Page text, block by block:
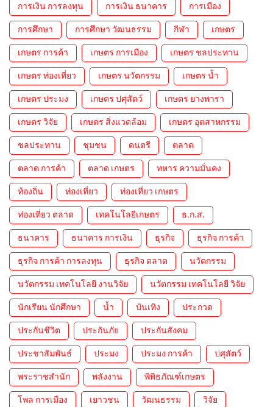
การเงิน การลงทุน การเงิน ธนาคาร การเมือง
การศึกษา การศึกษา วัฒนธรรม กีฬา เกษตร
เกษตร การค้า เกษตร การเมือง เกษตร ชลประทาน
เกษตร ท่องเที่ยว เกษตร นวัตกรรม เกษตร น้ำ
เกษตร ประมง เกษตร ปศุสัตว์ เกษตร ยางพารา
เกษตร วิจัย เกษตร สิ่งแวดล้อม เกษตร อุตสาหกรรม
ชลประทาน ชุมชน ดนตรี ตลาด
ตลาด การค้า ตลาด เกษตร ทหาร ความมั่นคง
ท้องถิ่น ท่องเที่ยว ท่องเที่ยว เกษตร
ท่องเที่ยว ตลาด เทคโนโลยีเกษตร ธ.ก.ส.
ธนาคาร ธนาคาร การเงิน ธุรกิจ ธุรกิจ การค้า
ธุรกิจ การค้า การลงทุน ธุรกิจ ตลาด นวัตกรรม
นวัตกรรม เทคโนโลยี งานวิจัย นวัตกรรม เทคโนโลยี วิจัย
นักเรียน นักศึกษา น้ำ บันเทิง ประกวด
ประกันชีวิต ประกันภัย ประกันสังคม
ประชาสัมพันธ์ ประมง ประมง การค้า ปศุสัตว์
พระราชสำนัก พลังงาน พิพิธภัณฑ์เกษตร
โพล การเมือง เยาวชน วัฒนธรรม วิจัย